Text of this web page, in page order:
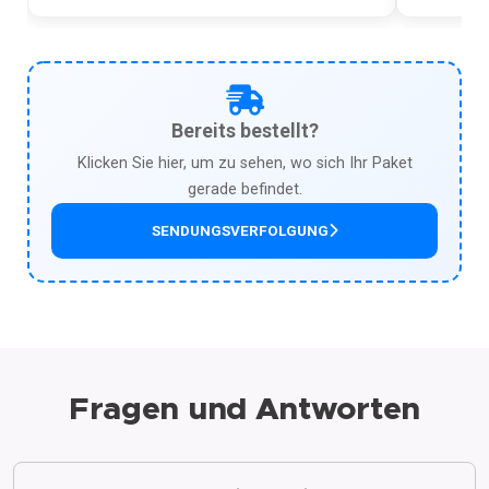
Bereits bestellt?
Klicken Sie hier, um zu sehen, wo sich Ihr Paket
gerade befindet.
SENDUNGSVERFOLGUNG
Fragen und Antworten